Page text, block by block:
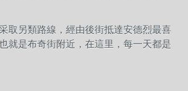
取另類路線，經由後街抵達安德烈最喜
就是布奇街附近，在這里，每一天都是